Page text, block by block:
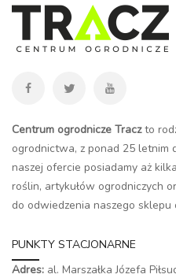
Centrum ogrodnicze Traczto
ogrodnictwa, z ponad 25 letnim
naszej ofercie posiadamy aż
roślin, artykułów ogrodniczych
do odwiedzenia naszego sklepu
PUNKTY STACJONARNE
Adres: al. Marszałka Józefa